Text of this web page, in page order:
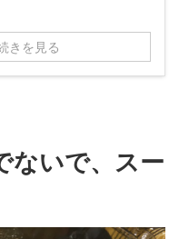
きを見る
ないで、スー